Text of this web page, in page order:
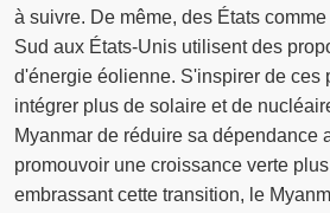
à suivre. De même, des États
Sud aux États-Unis utilisent des
d'énergie éolienne. S'inspirer de ces
intégrer plus de solaire et de
Myanmar de réduire sa dépendance
promouvoir une croissance verte
embrassant cette transition, le